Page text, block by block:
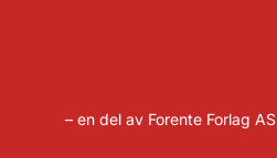
– en del av Forente Forlag AS